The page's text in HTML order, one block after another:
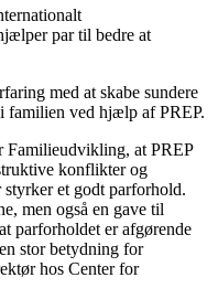
par til bedre at
med at skabe sundere
familien ved hjælp af PREP.
Familieudvikling, at PREP
konflikter og
et godt parforhold.
men også en gave til
parforholdet er afgørende
stor betydning for
hos Center for